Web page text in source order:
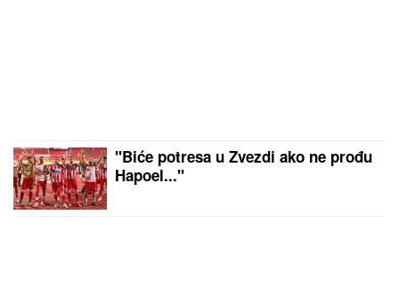
"Biće potresa u Zvezdi ako ne prođu
Hapoel..."